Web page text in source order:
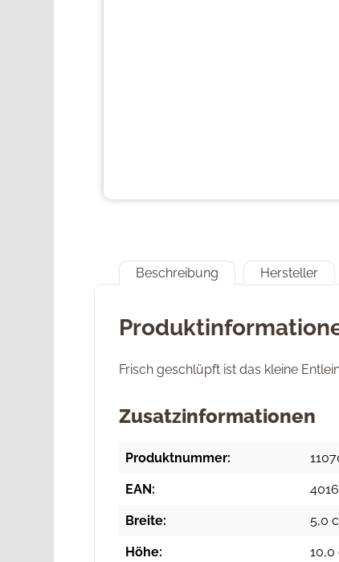
Beschreibung Hersteller
Frisch geschlüpft ist das kleine
Zusatzinformationen
Produktnummer:
EAN:
Breite: 5,0
Höhe: